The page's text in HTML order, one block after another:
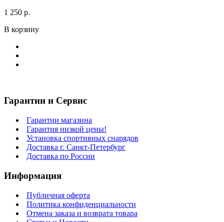
1 250 р.
В корзину
Гарантии и Сервис
Гарантии магазина
Гарантия низкой цены!
Установка спортивных снарядов
Доставка г. Санкт-Петербург
Доставка по России
Информация
Публичная оферта
Политика конфиденциальности
Отмена заказа и возврата товара